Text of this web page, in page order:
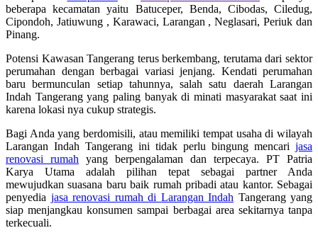
beberapa kecamatan yaitu Batuceper, Benda, Cibodas, Ciledug,
Cipondoh, Jatiuwung , Karawaci, Larangan , Neglasari, Periuk dan
Pinang.
Potensi Kawasan Tangerang terus berkembang, terutama dari sektor
perumahan dengan berbagai variasi jenjang. Kendati perumahan
baru bermunculan setiap tahunnya, salah satu daerah Larangan
Indah Tangerang yang paling banyak di minati masyarakat saat ini
karena lokasi nya cukup strategis.
Bagi Anda yang berdomisili, atau memiliki tempat usaha di wilayah
Larangan Indah Tangerang ini tidak perlu bingung mencari jasa
renovasi rumah yang berpengalaman dan terpecaya. PT Patria
Karya Utama adalah pilihan tepat sebagai partner Anda
mewujudkan suasana baru baik rumah pribadi atau kantor. Sebagai
penyedia jasa renovasi rumah di Larangan Indah Tangerang yang
siap menjangkau konsumen sampai berbagai area sekitarnya tanpa
terkecuali.